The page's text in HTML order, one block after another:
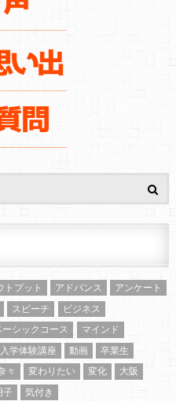
トプット アドバンス
アンケート
スピーチ
ビジネス
ーシックコース
マインド
入学体験講座 動画
卒業生
々 変わりたい 変化
大阪
子
気付き